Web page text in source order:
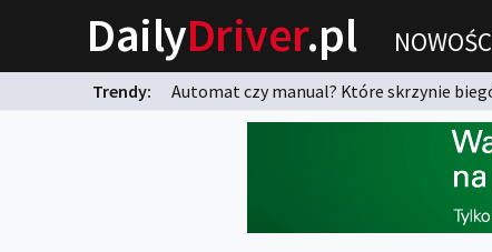
DailyDriver.pl
Trendy: Automat czy manual? Które skrzynie